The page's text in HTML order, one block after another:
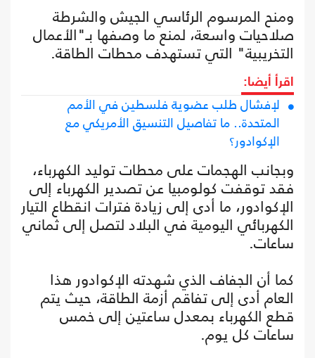
ومنح المرسوم الرئاسي الجيش والشرطة
صلاحيات واسعة، لمنع ما وصفها بـ"الأعمال
التخريبية" التي تستهدف محطات الطاقة.
اقرأ أيضا:
لإفشال طلب عضوية فلسطين في الأمم
المتحدة.. ما تفاصيل التنسيق الأمريكي مع
الإكوادور؟
وبجانب الهجمات على محطات توليد الكهرباء،
فقد توقفت كولومبيا عن تصدير الكهرباء إلى
الإكوادور، ما أدى إلى زيادة فترات انقطاع التيار
الكهربائي اليومية في البلاد لتصل إلى ثماني
ساعات.
كما أن الجفاف الذي شهدته الإكوادور هذا
العام أدى إلى تفاقم أزمة الطاقة، حيث يتم
قطع الكهرباء بمعدل ساعتين إلى خمس
ساعات كل يوم.